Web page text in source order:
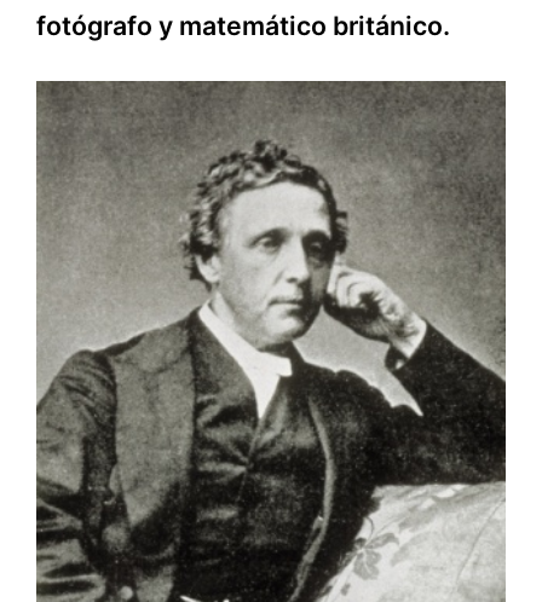
fotógrafo y matemático británico.